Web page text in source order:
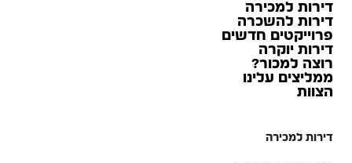
דירות למכירה
דירות להשכרה
פרוייקטים חדשים
דירות יוקרה
רוצה למכור?
ממליצים עלינו
הצוות
דירות למכירה